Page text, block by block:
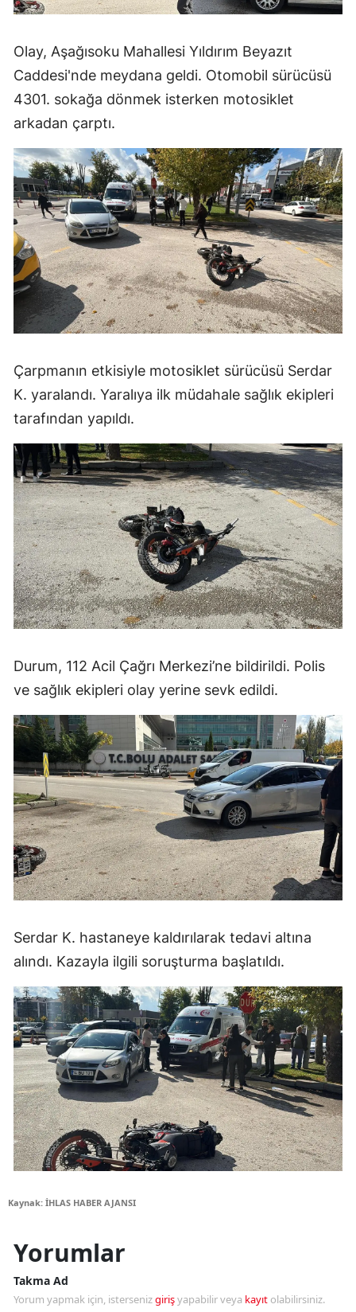
Olay, Aşağısoku Mahallesi Yıldırım Beyazıt
Caddesi'nde meydana geldi. Otomobil sürücüsü
4301. sokağa dönmek isterken motosiklet
arkadan çarptı.
Çarpmanın etkisiyle motosiklet sürücüsü Serdar
K. yaralandı. Yaralıya ilk müdahale sağlık ekipleri
tarafından yapıldı.
Durum, 112 Acil Çağrı Merkezi’ne bildirildi. Polis
ve sağlık ekipleri olay yerine sevk edildi.
Serdar K. hastaneye kaldırılarak tedavi altına
alındı. Kazayla ilgili soruşturma başlatıldı.
Kaynak: İHLAS HABER AJANSI
Yorumlar
Takma Ad
Yorum yapmak için, istersenizgirişyapabilir veya kayıt olabilirsiniz.